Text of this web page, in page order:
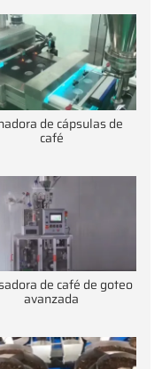
de cápsulas de
café
de café de goteo
avanzada